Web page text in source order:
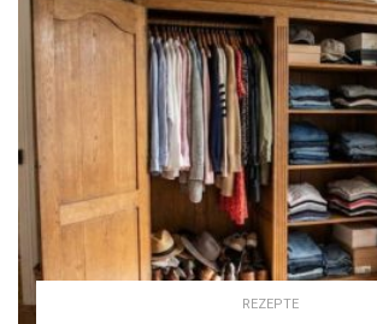
REZEPTE